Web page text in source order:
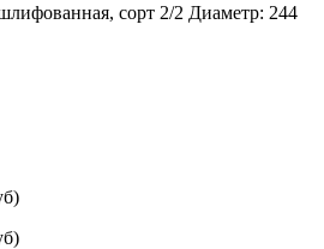
сорт 2/2 Диаметр: 244